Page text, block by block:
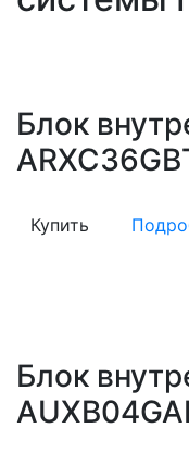
Блок
Купить
Блок